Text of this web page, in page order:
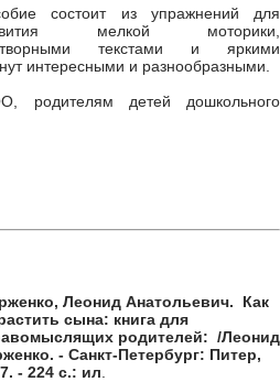
состоит из упражнений для
мелкой моторики,
текстами и яркими
интересными и разнообразными.
родителям детей дошкольного
Леонид Анатольевич. Как
сына: книга для
родителей: /Леонид
- Санкт-Петербург: Питер,
- 224 с.: ил